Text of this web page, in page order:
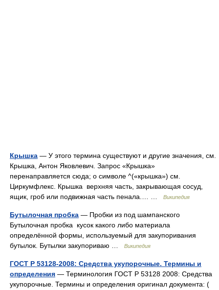
Крышка — У этого термина существуют и другие значения, см.
Крышка, Антон Яковлевич. Запрос «Крышка»
перенаправляется сюда; о символе ^(«крышка») см.
Циркумфлекс. Крышка верхняя часть, закрывающая сосуд,
ящик, гроб или подвижная часть пенала.… …
Википедия
Бутылочная пробка — Пробки из под шампанского
Бутылочная пробка кусок какого либо материала
определённой формы, используемый для закупоривания
бутылок. Бутылки закупориваю …
Википедия
ГОСТ Р 53128-2008: Средства укупорочные. Термины и
определения — Терминология ГОСТ Р 53128 2008: Средства
укупорочные. Термины и определения оригинал документа: (